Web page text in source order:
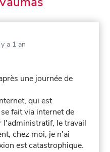
a 1 an
une journée de
qui est
fait via internet de
l'administratif, le travail
chez moi, je n'ai
est catastrophique.